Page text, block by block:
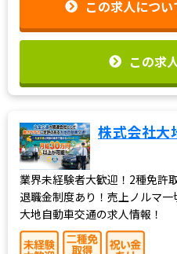
この求人につ
この求
株式会社大
業界未経験者大歓迎！2種免許
退職金制度あり！売上ノルマ
大地自動車交通の求人情報！